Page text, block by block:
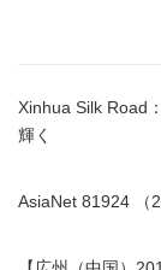
Xinhua Silk Road
輝く
AsiaNet 81924 （